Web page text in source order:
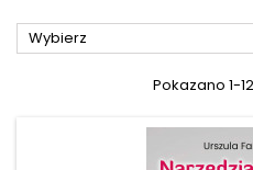
Wybierz
Pokazano 1-